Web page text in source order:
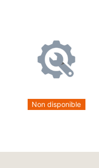
Non disponible